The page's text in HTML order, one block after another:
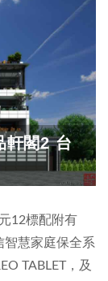
軒閣2 台
12標配附有
智慧家庭保全系
TABLET，及